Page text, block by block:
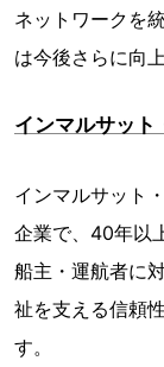
ネットワークを
は今後さらに向
インマルサット
インマルサット
企業で、40年以
船主・運航者に
祉を支える信頼
す。